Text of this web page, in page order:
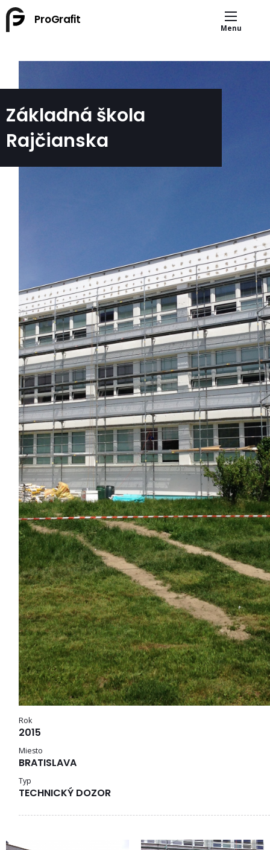
Skočiť
Main
navigation
ProGrafit
Menu
Základná škola
Rajčianska
Rok
2015
Miesto
BRATISLAVA
Typ
TECHNICKÝ DOZOR